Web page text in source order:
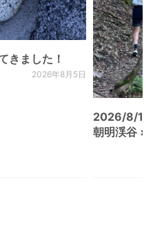
きました！
2026年8月5日
2026/8/
朝明渓谷 ×